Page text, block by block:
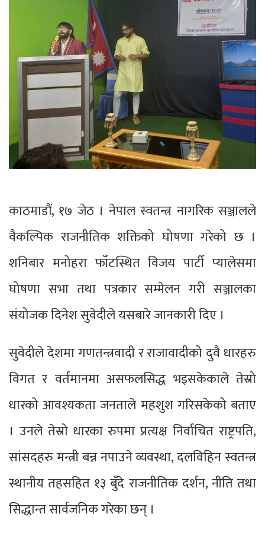
काठमाडौं, १७ जेठ । नेपाल स्वतन्त्र नागरिक सञ्जालले
वैकल्पिक राजनीतिक शक्तिको घोषणा गरेको छ ।
शनिबार मनोहरा फाँटस्थित विजय पार्टी प्यालेसमा
घोषणा सभा तथा पत्रकार सम्मेलन गरी सञ्जालका
संयोजक दिनेश सुवेदीले यसबारे जानकारी दिए ।
सुवेदीले देशमा गणतन्त्रवादी र राजावादीको दुवै धारहरु
विगत र वर्तमानमा असफलसिद्ध भइसकेकाले तेस्रो
धारको आवश्यकता जनताले महशुश गरिसकेको बताए
। उनले तेस्रो धारका रुपमा प्रत्यक्ष निर्वाचित राष्ट्रपति,
सांसदहरु मन्त्री बन्न नपाउने व्यवस्था, दलविहिन स्वतन्त्र
स्थानीय तहसहित १३ बुँदे राजनीतिक दर्शन, नीति तथा
सिद्धान्त सार्वजनिक गरेका छन् ।